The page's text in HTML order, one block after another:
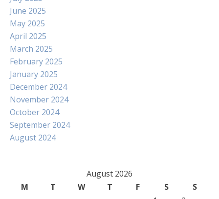
June 2025
May 2025
April 2025
March 2025
February 2025
January 2025
December 2024
November 2024
October 2024
September 2024
August 2024
August 2026
M
T W T F S
S